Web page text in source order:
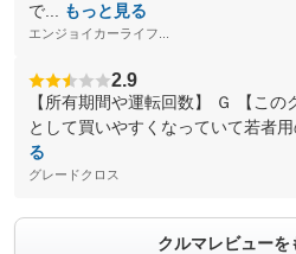
で...
もっと見る
エンジョイカーライフ...
2.9
【所有期間や運転回数】 Ｇ 【こ
として買いやすくなっていて若者
る
グレードクロス
クルマレビューを